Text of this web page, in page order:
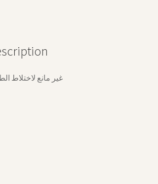
غير مانع لاختلاط